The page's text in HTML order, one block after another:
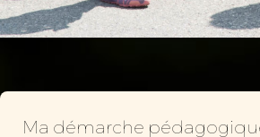
Ma démarche